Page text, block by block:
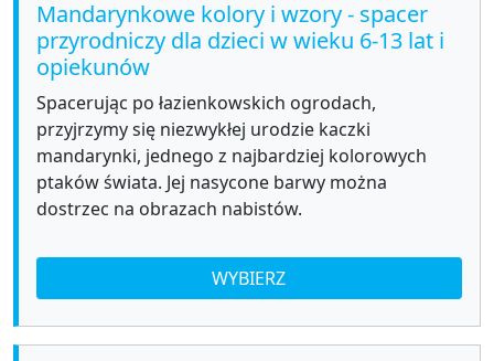
Mandarynkowe kolory i wzory - spacer
przyrodniczy dla dzieci w wieku 6-13 lat i
opiekunów
Spacerując po łazienkowskich ogrodach,
przyjrzymy się niezwykłej urodzie kaczki
mandarynki, jednego z najbardziej kolorowych
ptaków świata. Jej nasycone barwy można
dostrzec na obrazach nabistów.
WYBIERZ